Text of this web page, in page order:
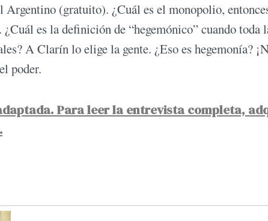
(gratuito). ¿Cuál es el monopolio,
¿Cuál es la definición de “hegemónico” cuando toda
A Clarín lo elige la gente. ¿Eso es hegemonía?
poder.
Para leer la entrevista completa,